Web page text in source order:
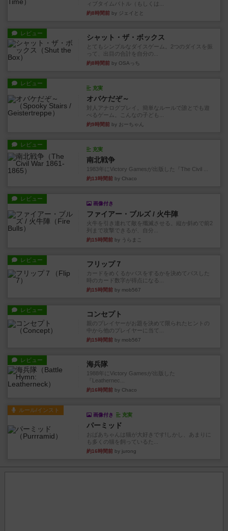
ィブタイムバトル（もしくは...
約8時間前 by ジェイとと
レビュー シャット・ザ・ボックス
とてもシンプルなダイスゲーム。2つのダイスを振
って、出目の合計を自分の...
約8時間前 by OSAっち
レビュー
充実
オバケだぞ～
対人アナログプレイ。簡単なルールで誰とでも遊
べるゲーム。こんなの子ども...
約9時間前 by おーちゃん
レビュー
充実
南北戦争
1983年にVictory Gamesが出版した『The Civil ...
約13時間前 by Chaco
レビュー
画像付き
ファイアー・ブルズ / 火牛陣
火牛を引き連れて敵を殲滅させる。縦か斜めで前2
列まで攻撃できるが、自分...
約15時間前 by うらまこ
レビュー フリップ７
カードをめくるかパスをするかを決めてパスした
時のカード数字が得点になる...
約15時間前 by mob567
レビュー コンセプト
親のプレイヤーがお題を決めて限られたヒントの
中から他のプレイヤーに当て...
約15時間前 by mob567
レビュー 海兵隊
1988年にVictory Gamesが出版した
『Leathernec...
約16時間前 by Chaco
ルール/インスト
画像付き 充実
パーミッド
おばあちゃんは猫が大好きです!しかし、あまりに
も多くの猫を飼っているた...
約16時間前 by jurong